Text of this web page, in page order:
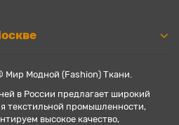
Модной (Fashion) Ткани.
в России предлагает широкий
текстильной промышленности,
высокое качество,